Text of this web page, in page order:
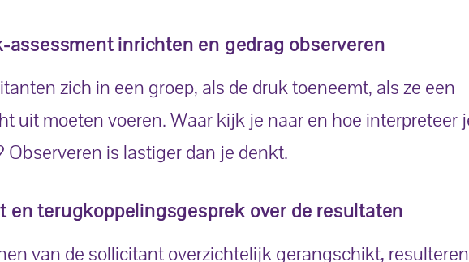
inrichten en gedrag observeren
zich in een groep, als de druk toeneemt, als ze een
uit moeten voeren. Waar kijk je naar en hoe interpreteer
Observeren is lastiger dan je denkt.
en terugkoppelingsgesprek over de resultaten
van de sollicitant overzichtelijk gerangschikt,